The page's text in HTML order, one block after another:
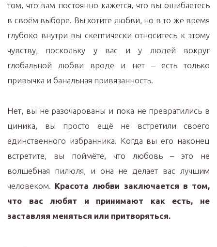
том, что вам постоянно кажется, что вы ошибаетесь
в своём выборе. Вы хотите любви, но в то же время
глубоко внутри вы скептически относитесь к этому
чувству, поскольку у вас и у людей вокруг
глобальной любви вроде и нет – есть только
привычка и банальная привязанность.
Нет, вы не разочарованы и пока не превратились в
циника, вы просто ещё не встретили своего
единственного избранника. Когда вы его наконец
встретите, вы поймёте, что любовь – это не
волшебная пилюля, и она не делает вас лучшим
человеком. Красота любви заключается в том,
что вас любят и принимают как есть, не
заставляя меняться или притворяться.